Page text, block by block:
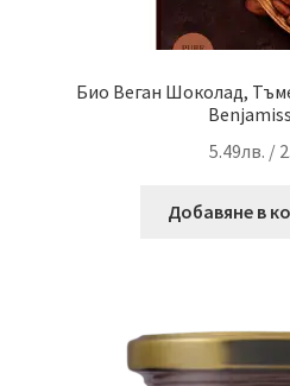
Био Веган Шоколад,
5.49лв. /
Добавяне в